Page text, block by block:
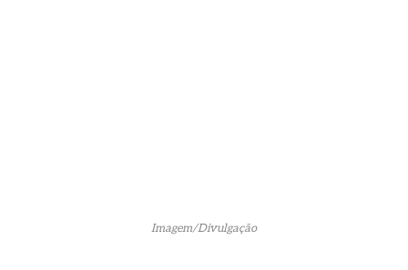
Imagem/Divulgação